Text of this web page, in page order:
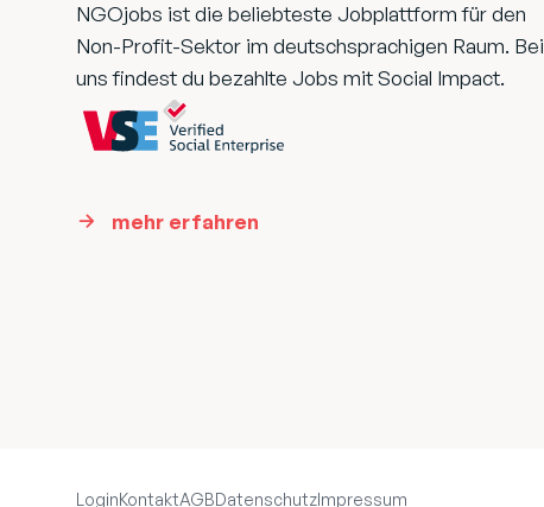
NGOjobs ist die beliebteste Jobplattform für den
Non-Profit-Sektor im deutschsprachigen Raum. Bei
uns findest du bezahlte Jobs mit Social Impact.
mehr erfahren
LoginKontaktAGBDatenschutzImpressum